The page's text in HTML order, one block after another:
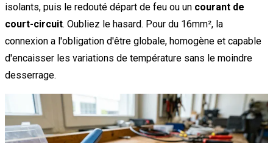
isolants, puis le redouté départ de feu ou un courant de
court-circuit. Oubliez le hasard. Pour du 16mm², la
connexion a l'obligation d'être globale, homogène et capable
d'encaisser les variations de température sans le moindre
desserrage.